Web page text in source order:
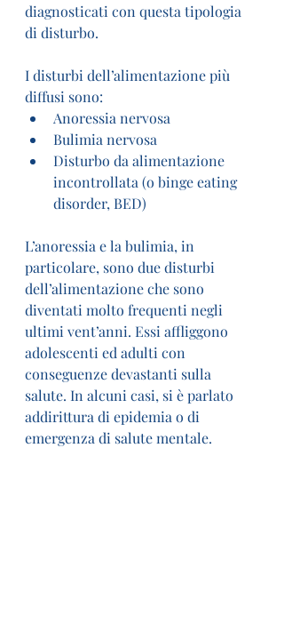
diagnosticati con questa tipologia
di disturbo.
I disturbi dell’alimentazione più
diffusi sono:
Anoressia nervosa
Bulimia nervosa
Disturbo da alimentazione
incontrollata (o binge eating
disorder, BED)
L’anoressia e la bulimia, in
particolare, sono due disturbi
dell’alimentazione che sono
diventati molto frequenti negli
ultimi vent’anni. Essi affliggono
adolescenti ed adulti con
conseguenze devastanti sulla
salute. In alcuni casi, si è parlato
addirittura di epidemia o di
emergenza di salute mentale.